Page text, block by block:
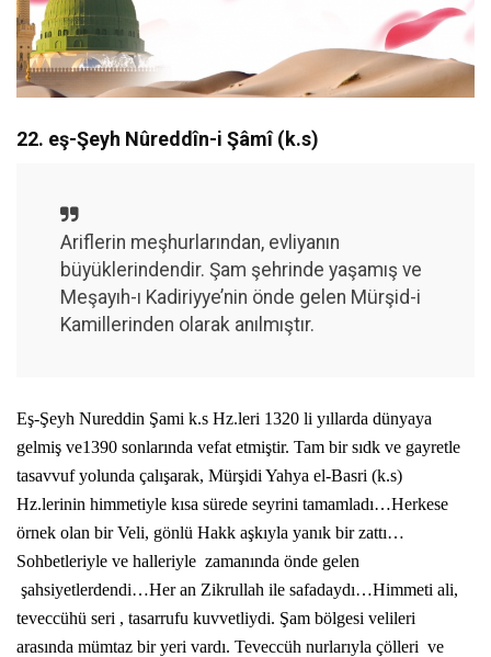
22. eş-Şeyh Nûreddîn-i Şâmî (k.s)
Ariflerin meşhurlarından, evliyanın
büyüklerindendir. Şam şehrinde yaşamış ve
Meşayıh-ı Kadiriyye’nin önde gelen Mürşid-i
Kamillerinden olarak anılmıştır.
Eş-Şeyh Nureddin Şami k.s Hz.leri 1320 li yıllarda dünyaya
gelmiş ve1390 sonlarında vefat etmiştir. Tam bir sıdk ve gayretle
tasavvuf yolunda çalışarak, Mürşidi Yahya el-Basri (k.s)
Hz.lerinin himmetiyle kısa sürede seyrini tamamladı…Herkese
örnek olan bir Veli, gönlü Hakk aşkıyla yanık bir zattı…
Sohbetleriyle ve halleriyle zamanında önde gelen
şahsiyetlerdendi…Her an Zikrullah ile safadaydı…Himmeti ali,
teveccühü seri , tasarrufu kuvvetliydi. Şam bölgesi velileri
arasında mümtaz bir yeri vardı. Teveccüh nurlarıyla çölleri ve